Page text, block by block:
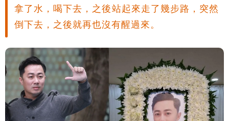
拿了水，喝下去，之後站起來走了幾步路，突然
倒下去，之後就再也沒有醒過來。